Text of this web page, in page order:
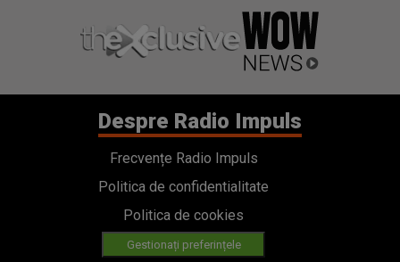
Despre Radio Impuls
Frecvențe Radio Impuls
Politica de confidentialitate
Politica de cookies
Gestionați preferințele